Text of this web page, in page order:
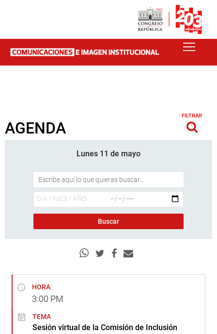
AGENDA
FILTRAR
Lunes 11 de mayo
HORA
3:00 PM
TEMA
Sesión virtual de la Comisión de Inclusión